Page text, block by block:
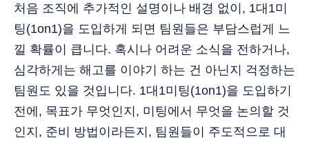
처음 조직에 추가적인 설명이나 배경 없이, 1대1미
팅(1on1)을 도입하게 되면 팀원들은 부담스럽게 느
낄 확률이 큽니다. 혹시나 어려운 소식을 전하거나,
심각하게는 해고를 이야기 하는 건 아닌지 걱정하는
팀원도 있을 것입니다. 1대1미팅(1on1)을 도입하기
전에, 목표가 무엇인지, 미팅에서 무엇을 논의할 것
인지, 준비 방법이라든지, 팀원들이 주도적으로 대